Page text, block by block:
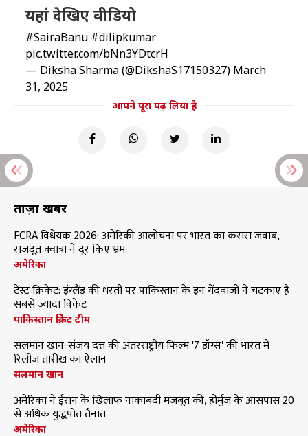
यहां देखिए वीडियो
#SairaBanu #dilipkumar
pic.twitter.com/bNn3YDtcrH
— Diksha Sharma (@DikshaS17150327) March
31, 2025
आपने पूरा पढ़ लिया है
ताज़ा खबरें
FCRA विधेयक 2026: अमेरिकी आलोचना पर भारत का करारा जवाब,
राजदूत क्वात्रा ने दूर किए भ्रम
अमेरिका
टेस्ट क्रिकेट: इंग्लैंड की धरती पर पाकिस्तान के इन गेंदबाजों ने चटकाए हैं
सबसे ज्यादा विकेट
पाकिस्तान क्रिकेट टीम
सलमान खान-संजय दत्त की अंतरराष्ट्रीय फिल्म '7 डॉग्स' की भारत में
रिलीज तारीख का ऐलान
सलमान खान
अमेरिका ने ईरान के खिलाफ नाकाबंदी मजबूत की, होर्मुज के आसपास 20
से अधिक युद्धपोत तैनात
अमेरिका